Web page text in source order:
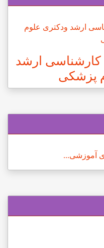
کارشناسی ارشد
پزشکی
آموزشی...